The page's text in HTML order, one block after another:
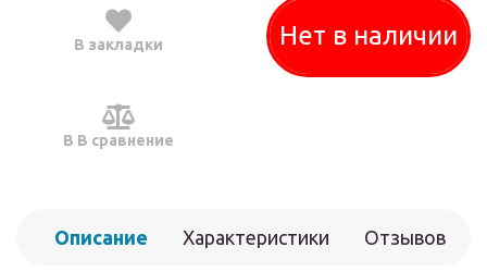
В закладки
В В сравнение
Нет в наличии
Описание Характеристики Отзывов